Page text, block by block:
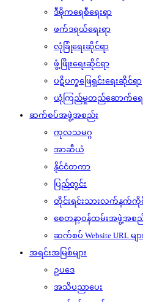
ဒီမိုကရေစီရေးရာ
ဖက်ဒရယ်ရေးရာ
လုံခြုံရေးဆိုင်ရာ
ဖွံ့ဖြိုးရေးဆိုင်ရာ
ပဋိပက္ခဖြေရှင်းရေးဆိုင်ရာ
ယုံကြည်မှုတည်ဆောက်ရေ
ဆက်စပ်အဖွဲ့အစည်း
ကုလသမဂ္ဂ
အာဆီယံ
နိုင်ငံတကာ
ပြည်တွင်း
တိုင်းရင်းသားလက်နက်ကို
စေတနာ့ဝန်ထမ်းအဖွဲ့အစည်း
ဆက်စပ် Website URL မျာ
အရင်းအမြစ်များ
ဥပဒေ
အသိပညာပေး